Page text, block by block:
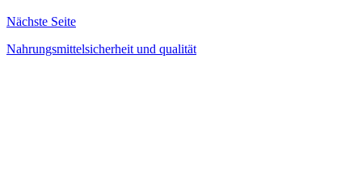
Nächste Seite
Nahrungsmittelsicherheit und qualität